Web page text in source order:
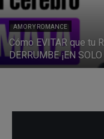
AMOR Y ROMANCE
Cómo EVITAR que tu
DERRUMBE ¡EN